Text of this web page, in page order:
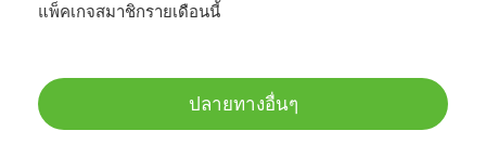
แพ็คเกจสมาชิกรายเดือนนี้
ปลายทางอื่นๆ